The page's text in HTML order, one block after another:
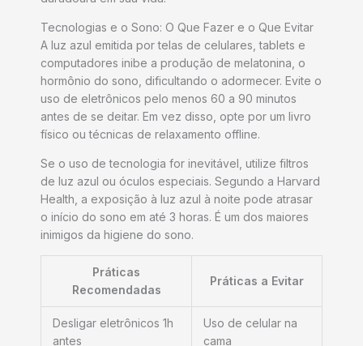
Tecnologias e o Sono: O Que Fazer e o Que Evitar
A luz azul emitida por telas de celulares, tablets e
computadores inibe a produção de melatonina, o
hormônio do sono, dificultando o adormecer. Evite o
uso de eletrônicos pelo menos 60 a 90 minutos
antes de se deitar. Em vez disso, opte por um livro
físico ou técnicas de relaxamento offline.
Se o uso de tecnologia for inevitável, utilize filtros
de luz azul ou óculos especiais. Segundo a Harvard
Health, a exposição à luz azul à noite pode atrasar
o início do sono em até 3 horas. É um dos maiores
inimigos da higiene do sono.
Práticas
Recomendadas
Práticas a Evitar
Desligar eletrônicos 1h
antes
Uso de celular na
cama